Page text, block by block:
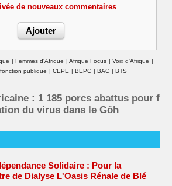
de nouveaux commentaires
| Femmes d'Afrique | Afrique Focus | Voix d'Afrique |
publique | CEPE | BEPC | BAC | BTS
: 1 185 porcs abattus pour f
du virus dans le Gôh
Solidaire : Pour la
de Dialyse L'Oasis Rénale de Blé